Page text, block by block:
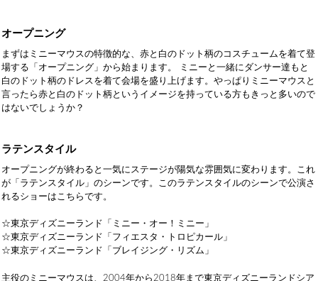
オープニング
まずはミニーマウスの特徴的な、赤と白のドット柄のコスチュームを着て登
場する「オープニング」から始まります。 ミニーと一緒にダンサー達もと
白のドット柄のドレスを着て会場を盛り上げます。やっぱりミニーマウスと
言ったら赤と白のドット柄というイメージを持っている方もきっと多いので
はないでしょうか？
ラテンスタイル
オープニングが終わると一気にステージが陽気な雰囲気に変わります。これ
が「ラテンスタイル」のシーンです。このラテンスタイルのシーンで公演さ
れるショーはこちらです。
☆東京ディズニーランド「ミニー・オー！ミニー」
☆東京ディズニーランド「フィエスタ・トロピカール」
☆東京ディズニーランド「ブレイジング・リズム」
主役のミニーマウスは、2004年から2018年まで東京ディズニーランドシア